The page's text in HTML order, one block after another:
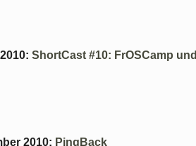
: ShortCast #10: FrOSCamp und
2010: PingBack